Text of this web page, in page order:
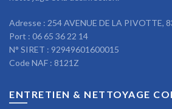
Adresse : 254 AVENUE DE LA PIVOTTE,
Port : 06 65 36 22 14
N° SIRET : 92949601600015
Code NAF : 8121Z
ENTRETIEN & NETTOYAGE